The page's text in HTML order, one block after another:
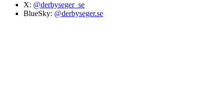
X: @derbyseger_se
BlueSky: @derbyseger.se